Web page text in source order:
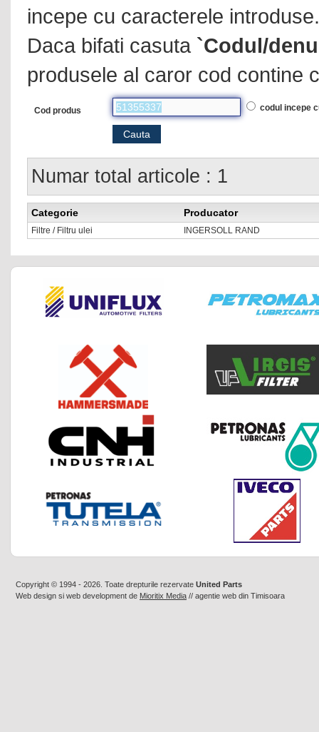
incepe cu caracterele introduse.
Daca bifati casuta `Codul/
produsele al caror cod contine
Cod produs codul incepe
Numar total articole : 1
Categorie Producator
Filtre / Filtru ulei INGERSOLL RAND
Copyright © 1994 - 2026. Toate drepturile rezervate United Parts
Web design si web development de Mioritix Media // agentie web din Timisoara